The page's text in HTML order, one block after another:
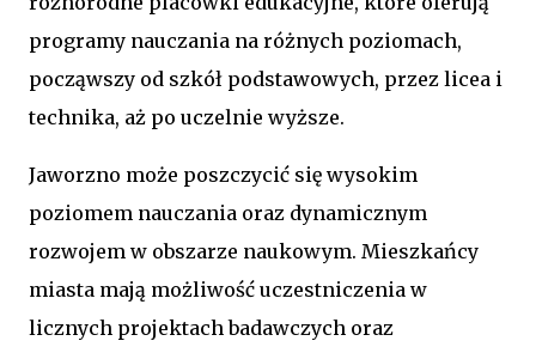
programy nauczania na różnych poziomach,
począwszy od szkół podstawowych, przez licea i
technika, aż po uczelnie wyższe.
Jaworzno może poszczycić się wysokim
poziomem nauczania oraz dynamicznym
rozwojem w obszarze naukowym. Mieszkańcy
miasta mają możliwość uczestniczenia w
licznych projektach badawczych oraz